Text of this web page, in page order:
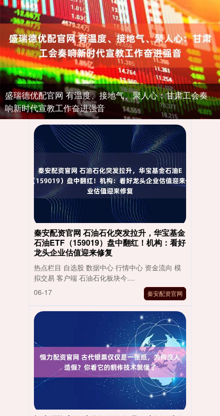
盛瑞德优配官网 有温度、接地气、聚人心：甘肃工会奏
响新时代宣教工作奋进强音
秦安配资官网 石油石化突发拉升，华宝基金
石油ETF（159019）盘中翻红！机构：看好
龙头企业估值迎来修复
热点栏目 自选股 数据中心 行情中心 资金流向 模
拟交易 客户端 石油石化板块今....
06-17
秦安配资官网